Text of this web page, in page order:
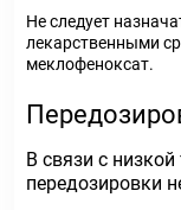
Не следует
лекарственными
меклофеноксат.
В связи с
передозировки